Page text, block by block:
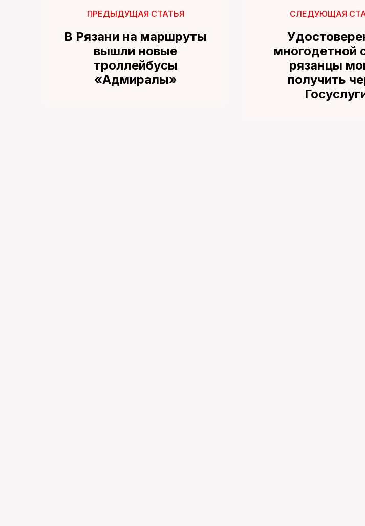
ПРЕДЫДУЩАЯ СТАТЬЯ
В Рязани на маршруты
вышли новые
троллейбусы
«Адмиралы»
СЛЕДУЮЩАЯ
многодетной
рязанцы
получить